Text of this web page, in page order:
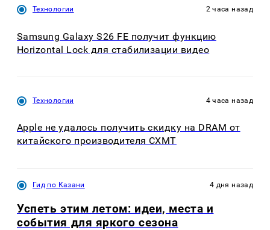
Технологии 2 часа назад
Samsung Galaxy S26 FE получит функцию
Horizontal Lock для стабилизации видео
Технологии 4 часа назад
Apple не удалось получить скидку на DRAM от
китайского производителя CXMT
Гид по Казани 4 дня назад
Успеть этим летом: идеи, места и
события для яркого сезона